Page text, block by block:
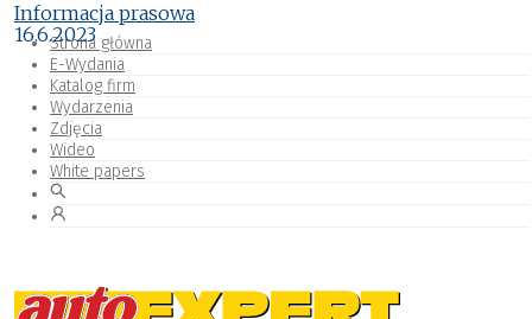
Strona główna
E-Wydania
Katalog firm
Wydarzenia
Zdjęcia
Wideo
White papers
Informacja prasowa
16.6.2023